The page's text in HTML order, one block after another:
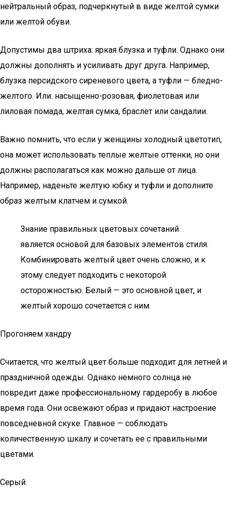
нейтральный образ, подчеркнутый в виде желтой сумки
или желтой обуви.
Допустимы два штриха: яркая блузка и туфли. Однако они
должны дополнять и усиливать друг друга. Например,
блузка персидского сиреневого цвета, а туфли — бледно-
желтого. Или: насыщенно-розовая, фиолетовая или
лиловая помада, желтая сумка, браслет или сандалии.
Важно помнить, что если у женщины холодный цветотип,
она может использовать теплые желтые оттенки, но они
должны располагаться как можно дальше от лица.
Например, наденьте желтую юбку и туфли и дополните
образ желтым клатчем и сумкой.
Знание правильных цветовых сочетаний
является основой для базовых элементов стиля.
Комбинировать желтый цвет очень сложно, и к
этому следует подходить с некоторой
осторожностью. Белый — это основной цвет, и
желтый хорошо сочетается с ним.
Прогоняем хандру
Считается, что желтый цвет больше подходит для летней и
праздничной одежды. Однако немного солнца не
повредит даже профессиональному гардеробу в любое
время года. Они освежают образ и придают настроение
повседневной скуке. Главное — соблюдать
количественную шкалу и сочетать ее с правильными
цветами.
Серый.